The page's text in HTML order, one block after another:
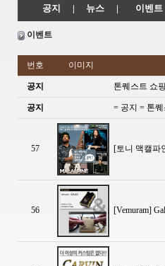
공지 | 뉴스 | 이벤트
이벤트
번호
이미지
공지 톤퀘스트 쇼
공지 = 공지 = 톤
57 [토니 맥캘파
56 [Vemuram]